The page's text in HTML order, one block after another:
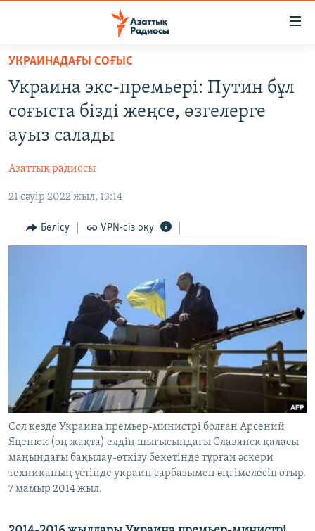
Skip
main
content
to
main
Navigation
Skip
Search
САЯСАТ
АДАМ ҚҰҚЫҚТАРЫ
ӘЛЕУМЕТ
ӘЛЕМ
ЖАЗЫЛЫҢЫЗ
Басқа тілдерде
УКРАИНАДАҒЫ СОҒЫС
Украина экс-премьері: Путин бұл
соғыста бізді жеңсе, өзгелерге
ауыз салады
Азаттық радиосы
21 сәуір 2022 жыл, 13:14
Бөлісу VPN-сіз оқу
Сол кезде Украина премьер-министрі болған Арсений
Яценюк (оң жақта) елдің шығысындағы Славянск қаласы
маңындағы бақылау-өткізу бекетінде тұрған әскери
техниканың үстінде украин сарбазымен әңгімелесіп отыр.
7 мамыр 2014 жыл.